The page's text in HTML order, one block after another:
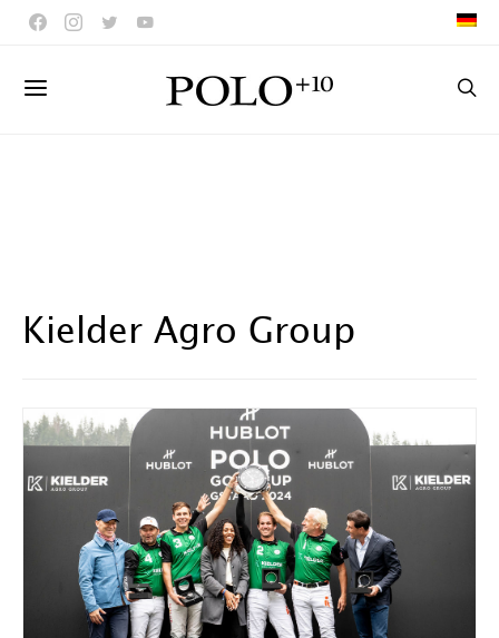
Kielder Agro Group